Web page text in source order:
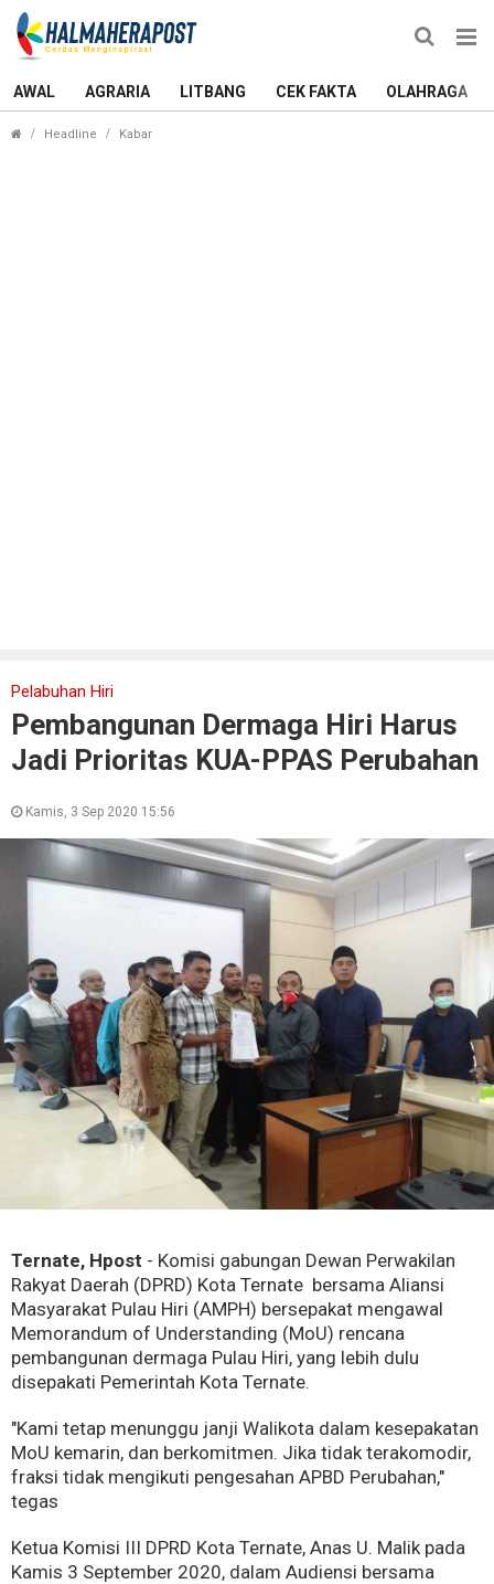
AWAL AGRARIA LITBANG CEK FAKTA OLAHRAGA
Headline Kabar
Pelabuhan Hiri
Pembangunan Dermaga Hiri Harus
Jadi Prioritas KUA-PPAS Perubahan
Kamis, 3 Sep 2020 15:56
Ternate, Hpost - Komisi gabungan Dewan Perwakilan
Rakyat Daerah (DPRD) Kota Ternate bersama Aliansi
Masyarakat Pulau Hiri (AMPH) bersepakat mengawal
Memorandum of Understanding (MoU) rencana
pembangunan dermaga Pulau Hiri, yang lebih dulu
disepakati Pemerintah Kota Ternate.
"Kami tetap menunggu janji Walikota dalam kesepakatan
MoU kemarin, dan berkomitmen. Jika tidak terakomodir,
fraksi tidak mengikuti pengesahan APBD Perubahan,"
tegas
Ketua Komisi III DPRD Kota Ternate, Anas U. Malik pada
Kamis 3 September 2020, dalam Audiensi bersama